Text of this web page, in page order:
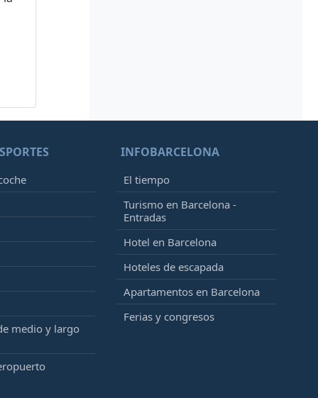
medio y largo
INFOBARCELONA
El tiempo
Turismo en Barcelona -
Entradas
Hotel en Barcelona
Hoteles de escapada
Apartamentos en Barcelona
Ferias y congresos